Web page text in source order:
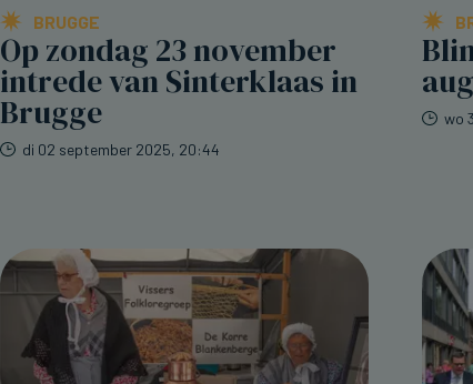
BRUGGE
Op zondag 23 november
intrede van Sinterklaas in
Brugge
di 02 september 2025, 20:44
wo